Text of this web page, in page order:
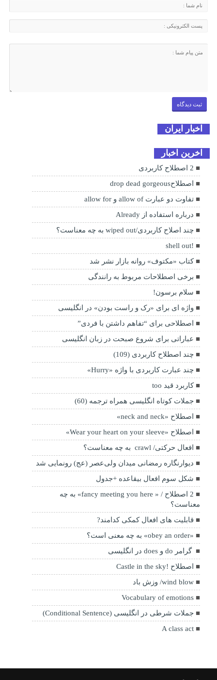
اخبار ایران
اخرین اخبار
2 اصطلاح کاربردی
اصطلاحdrop dead gorgeous
تفاوت دو عبارت allow of و allow for
درباره استفاده از Already
چند اصلاح کاربردی/wiped out به چه معناست؟
!shell out
کتاب «مکتوف» روانه بازار نشر شد
برخی اصطلاحات مربوط به رانندگی
سلام برسون!
واژه ای برای «رک و راست بودن» در انگلیسی
اصطلاحی برای “تفاهم داشتن با فردی”
عباراتی برای شروع صبحت در زبان انگلیسی
چند اصطلاح کاربردی (109)
چند عبارت کاربردی با واژه «Hurry»
کاربرد قید too
جملات کوتاه انگلیسی همراه ترجمه (60)
اصطلاح «neck and neck»
اصطلاح «Wear your heart on your sleeve»
افعال حرکتی/ crawl به چه معناست؟
دیوارنگاره رمضانی میدان ولی‌عصر (عج) رونمایی شد
شکل سوم افعال بیقاعده +جدول
2 اصطلاح / « fancy meeting you here» به چه
معناست؟
قابلیت های افعال کمکی کدامند?
«obey an order» به چه معنی است؟
گرامر do و does در انگلیسی
اصطلاح !Castle in the sky
wind blow/ وزش باد
Vocabulary of emotions
جملات شرطی در انگلیسی (Conditional Sentence)
A class act